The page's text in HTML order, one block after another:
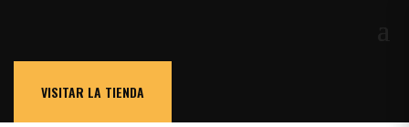
VISITAR LA TIENDA